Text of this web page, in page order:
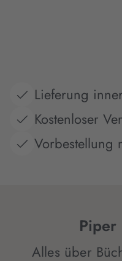
Lieferung
Kostenloser
Vorbestellung
Piper
Alles über